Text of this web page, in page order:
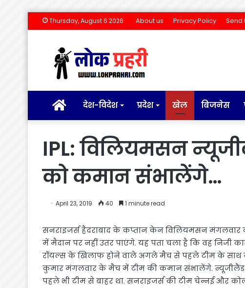
Thursday, August 6 2026 About us Privacy Policy Send
होम देश-विदेश प्रदेश खेल बिजनेस
IPL: विलियमसन
को कमान संभालेंगे…
April 23, 2019 40 1 minute read
सनराइजर्स हैदराबाद के कप्तान केन विलियमसन
में मैदान पर नहीं उतर पाएंगे. यह पता चला है कि वह निजी
रॉयल्स के खिलाफ होने वाले अगले मैच से पहले टीम के साथ
कुमार मंगलवार के मैच में टीम की कमान संभालेंगे.
पहले भी टीम से बाहर था. सनराइजर्स की टीम चेन्नई और